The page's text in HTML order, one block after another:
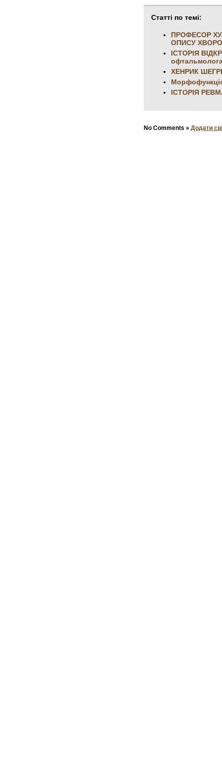
Статті по темі:
ПРОФЕСОР
ОПИСУ
ІСТОРІЯ
офтальмолога
ХЕНРИК
ІСТОРІЯ
No Comments » Додати